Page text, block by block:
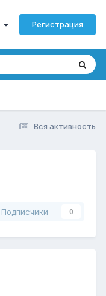
Регистрация
Вся активность
Подписчики 0